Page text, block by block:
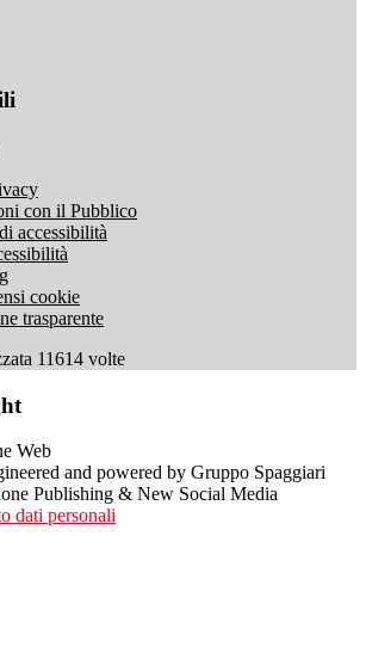
con il Pubblico
accessibilità
cookie
trasparente
11614 volte
and powered by Gruppo Spaggiari
Publishing & New Social Media
dati personali